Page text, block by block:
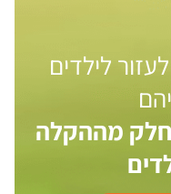
לילדים
מההקלה